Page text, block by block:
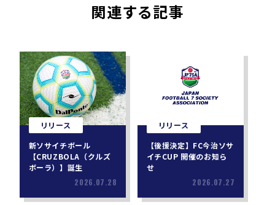
関連する記事
リリース
新ソサイチボール
【CRUZBOLA（クルズ
ボーラ）】誕生
2026.07.28
リリース
【後援決定】FC今治ソサ
イチCUP 開催のお知ら
せ
2026.07.27